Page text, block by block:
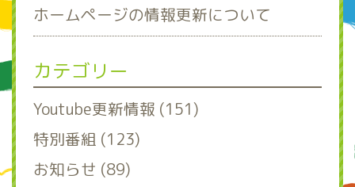
ホームページの情報更新について
カテゴリー
Youtube更新情報 (151)
特別番組 (123)
お知らせ (89)